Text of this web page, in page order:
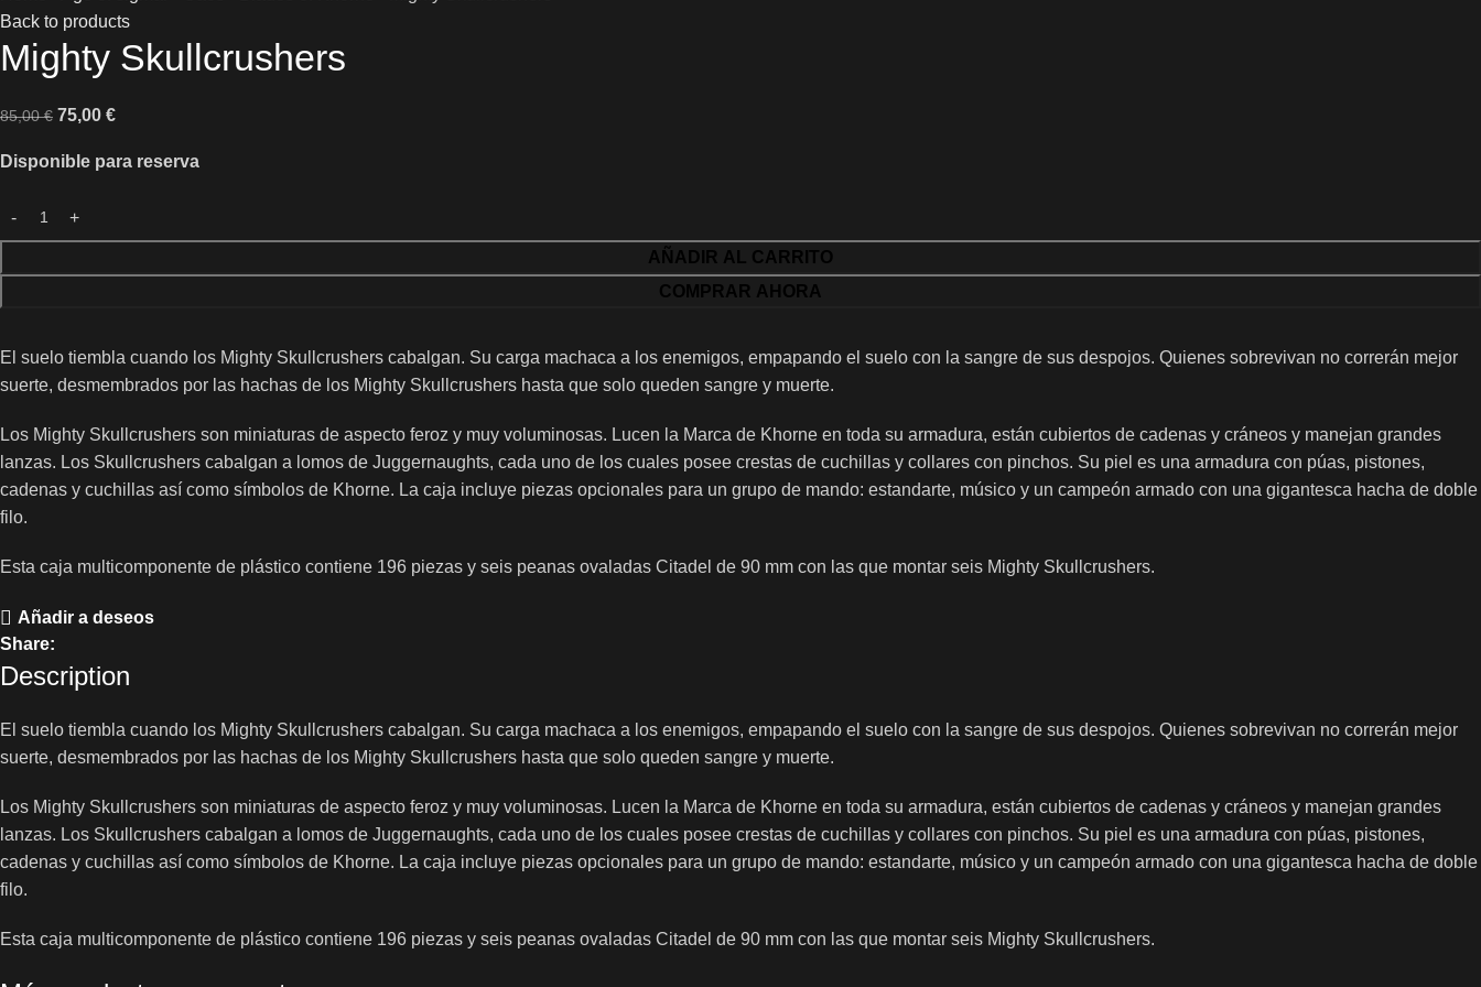
Back to products
Mighty Skullcrushers
85,00€ 75,00 €
Disponible para reserva
AÑADIR AL CARRITO
COMPRAR AHORA
El suelo tiembla cuando los Mighty Skullcrushers cabalgan. Su carga machaca a los enemigos, empapando el suelo con la sangre de sus despojos. Quienes sobrevivan no correrán mejor
suerte, desmembrados por las hachas de los Mighty Skullcrushers hasta que solo queden sangre y muerte.
Los Mighty Skullcrushers son miniaturas de aspecto feroz y muy voluminosas. Lucen la Marca de Khorne en toda su armadura, están cubiertos de cadenas y cráneos y manejan grandes
lanzas. Los Skullcrushers cabalgan a lomos de Juggernaughts, cada uno de los cuales posee crestas de cuchillas y collares con pinchos. Su piel es una armadura con púas, pistones,
cadenas y cuchillas así como símbolos de Khorne. La caja incluye piezas opcionales para un grupo de mando: estandarte, músico y un campeón armado con una gigantesca hacha de doble
filo.
Esta caja multicomponente de plástico contiene 196 piezas y seis peanas ovaladas Citadel de 90 mm con las que montar seis Mighty Skullcrushers.
Añadir a deseos
Share:
Description
El suelo tiembla cuando los Mighty Skullcrushers cabalgan. Su carga machaca a los enemigos, empapando el suelo con la sangre de sus despojos. Quienes sobrevivan no correrán mejor
suerte, desmembrados por las hachas de los Mighty Skullcrushers hasta que solo queden sangre y muerte.
Los Mighty Skullcrushers son miniaturas de aspecto feroz y muy voluminosas. Lucen la Marca de Khorne en toda su armadura, están cubiertos de cadenas y cráneos y manejan grandes
lanzas. Los Skullcrushers cabalgan a lomos de Juggernaughts, cada uno de los cuales posee crestas de cuchillas y collares con pinchos. Su piel es una armadura con púas, pistones,
cadenas y cuchillas así como símbolos de Khorne. La caja incluye piezas opcionales para un grupo de mando: estandarte, músico y un campeón armado con una gigantesca hacha de doble
filo.
Esta caja multicomponente de plástico contiene 196 piezas y seis peanas ovaladas Citadel de 90 mm con las que montar seis Mighty Skullcrushers.